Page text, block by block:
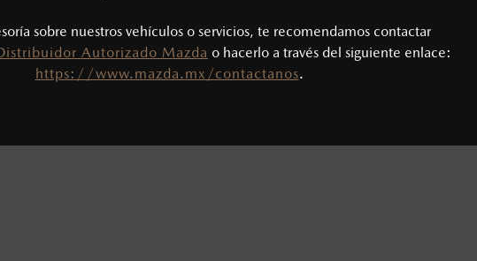
sobre nuestros vehículos o servicios, te recomendamos contactar
Autorizado Mazda o hacerlo a través del siguiente enlace:
https://www.mazda.mx/contactanos.